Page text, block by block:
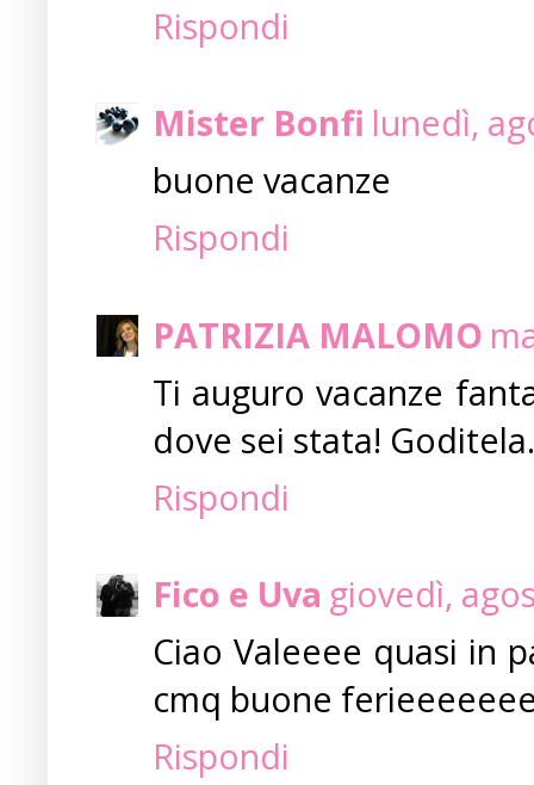
Rispondi
Mister Bonfi lunedì,
buone vacanze
Rispondi
PATRIZIA MALOMO
Ti auguro vacanze
dove sei stata!
Rispondi
Fico e Uva giovedì,
Ciao Valeeee quasi in
cmq buone
Rispondi